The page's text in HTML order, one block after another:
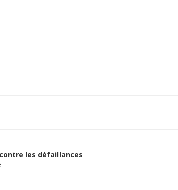
les défaillances